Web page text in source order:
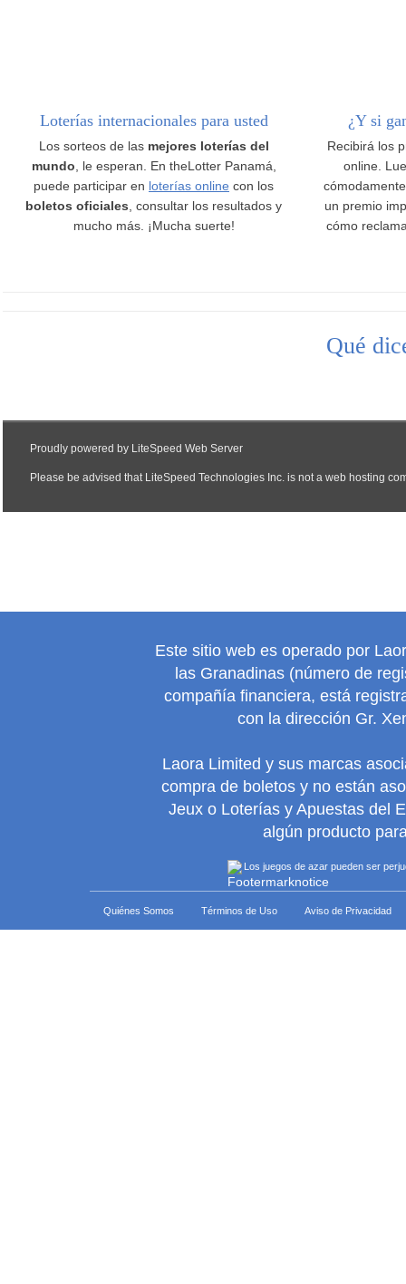
Loterías internacionales para usted
Los sorteos de las mejores loterías del
mundo , le esperan. En theLotter Panamá,
puede participar en loterías online con los
boletos oficiales , consultar los resultados y
mucho más. ¡Mucha suerte!
¿Y si
Recibirá los
online.
un premio
cómo
Qué
Este sitio web es operado por
las Granadinas (número de
compañía financiera, está
con la dirección Gr.
Laora Limited y sus marcas
compra de boletos y no están
Jeux o Loterías y Apuestas del
algún producto
Los juegos de azar pueden ser
Quiénes Somos Términos de Uso Aviso de Privacidad